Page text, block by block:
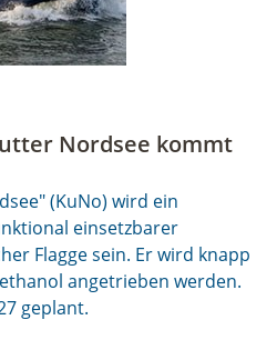
Nordsee kommt
(KuNo) wird ein
einsetzbarer
Flagge sein. Er wird knapp
angetrieben werden.
geplant.